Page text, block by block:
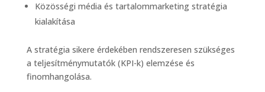
Közösségi média és tartalommarketing stratégia
kialakítása
A stratégia sikere érdekében rendszeresen szükséges
a teljesítménymutatók (KPI-k) elemzése és
finomhangolása.